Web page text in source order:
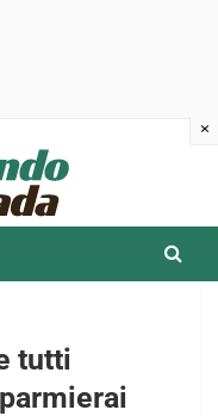
tutti